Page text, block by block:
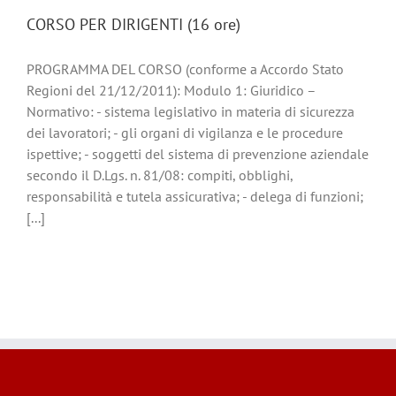
CORSO PER DIRIGENTI (16 ore)
PROGRAMMA DEL CORSO (conforme a Accordo Stato
Regioni del 21/12/2011): Modulo 1: Giuridico –
Normativo: - sistema legislativo in materia di sicurezza
dei lavoratori; - gli organi di vigilanza e le procedure
ispettive; - soggetti del sistema di prevenzione aziendale
secondo il D.Lgs. n. 81/08: compiti, obblighi,
responsabilità e tutela assicurativa; - delega di funzioni;
[...]